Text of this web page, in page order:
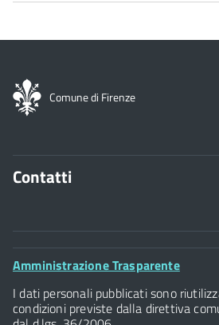
Dichiarazione cariche incarichi
Comune di Firenze
Contatti
Comune di Firenze
Palazzo Vecchio
Piazza della Signoria - 50122,
P.IVA 01307110484
Footer
Amministrazione Trasparente
I dati personali pubblicati sono
condizioni previste dalla direttiva